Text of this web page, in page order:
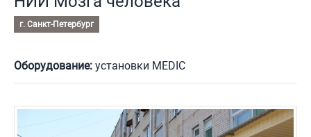
г. Санкт-Петербург
Оборудование: установки MEDIC